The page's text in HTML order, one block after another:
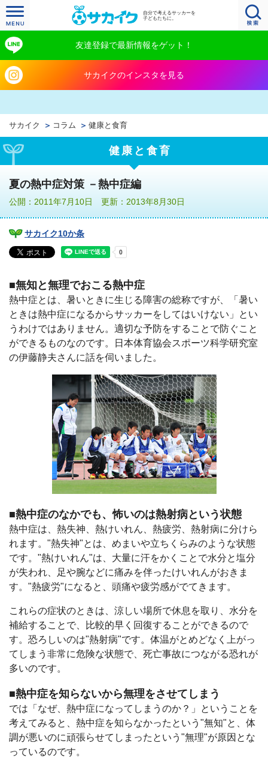
自分で考えるサッカーを
子どもたちに。
友達登録で最新情報をゲット！
サカイクのインスタを見る
サカイク コラム 健康と食育
健康と食育
夏の熱中症対策 －熱中症編
公開：2011年7月10日 更新：2013年8月30日
サカイク10か条
■無知と無理でおこる熱中症
熱中症とは、暑いときに生じる障害の総称ですが、「暑い
ときは熱中症になるからサッカーをしてはいけない」とい
うわけではありません。適切な予防をすることで防ぐこと
ができるものなのです。日本体育協会スポーツ科学研究室
の伊藤静夫さんに話を伺いました。
■熱中症のなかでも、怖いのは熱射病という状態
熱中症は、熱失神、熱けいれん、熱疲労、熱射病に分けら
れます。"熱失神"とは、めまいや立ちくらみのような状態
です。"熱けいれん"は、大量に汗をかくことで水分と塩分
が失われ、足や腕などに痛みを伴ったけいれんがおきま
す。"熱疲労"になると、頭痛や疲労感がでてきます。
これらの症状のときは、涼しい場所で休息を取り、水分を
補給することで、比較的早く回復することができるので
す。恐ろしいのは"熱射病"です。体温がとめどなく上がっ
てしまう非常に危険な状態で、死亡事故につながる恐れが
多いのです。
■熱中症を知らないから無理をさせてしまう
では「なぜ、熱中症になってしまうのか？」ということを
考えてみると、熱中症を知らなかったという"無知"と、体
調が悪いのに頑張らせてしまったという"無理"が原因とな
っているのです。